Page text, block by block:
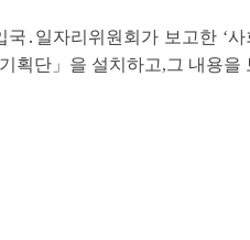
․일자리위원회가 보고한 ‘
획단」을 설치하고,그 내용을